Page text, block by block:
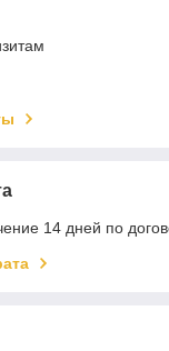
14 дней по